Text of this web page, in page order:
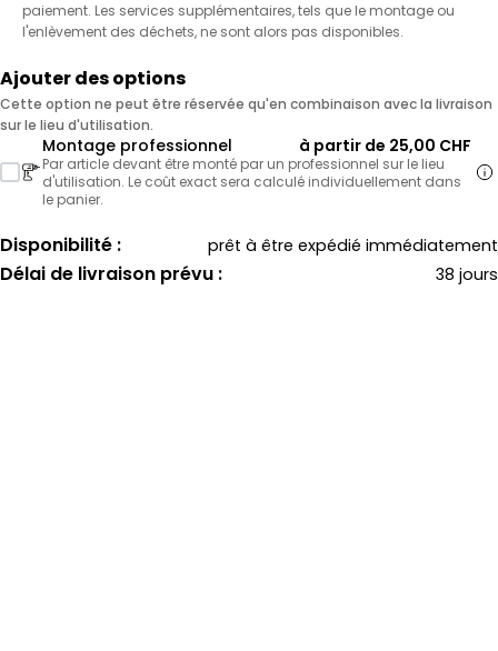
paiement. Les services supplémentaires, tels que le montage ou
l'enlèvement des déchets, ne sont alors pas disponibles.
Ajouter des options
Cette option ne peut être réservée qu'en combinaison avec la livraison
sur le lieu d'utilisation.
Montage professionnel à partir de 25,00 CHF
Par article devant être monté par un professionnel sur le lieu
d'utilisation. Le coût exact sera calculé individuellement dans
le panier.
Disponibilité : prêt à être expédié immédiatement
Délai de livraison prévu : 38 jours